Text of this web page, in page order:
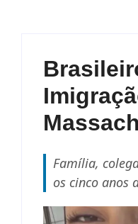
Família,
os cinco anos